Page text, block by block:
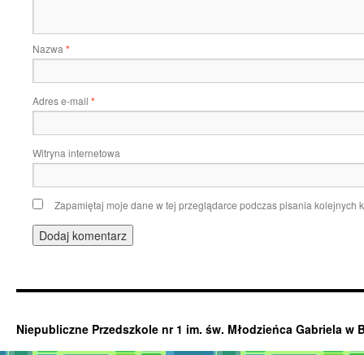
Nazwa *
Adres e-mail *
Witryna internetowa
Zapamiętaj moje dane w tej przeglądarce podczas pisania kolejnych
Niepubliczne Przedszkole nr 1 im. św. Młodzieńca Gabriela w